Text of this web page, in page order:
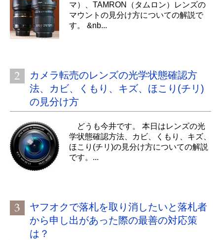
マ）、TAMRON（タムロン）レンズの
マウントの見分け方についての解説で
す。 &nb...
カメラ転売のレンズの光学状態確認方
法、カビ、くもり、キズ、ほこり(チリ)
の見分け方
どうも今井です。 本日はレンズの光
学状態確認方法、カビ、くもり、キズ、
ほこり(チリ)の見分け方についての解説
です。...
ヤフオクで落札を取り消したいと落札者
から申し出があった際の最善の対応策
は？